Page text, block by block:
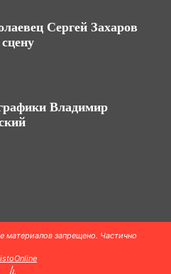
Сергей Захаров
Владимир
запрещено. Частично